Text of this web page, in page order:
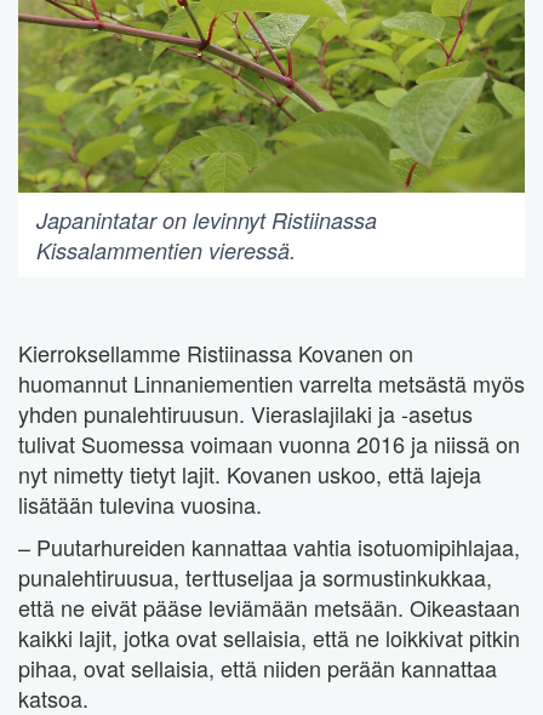
Japanintatar on levinnyt Ristiinassa
Kissalammentien vieressä.
Kierroksellamme Ristiinassa Kovanen on
huomannut Linnaniementien varrelta metsästä myös
yhden punalehtiruusun. Vieraslajilaki ja -asetus
tulivat Suomessa voimaan vuonna 2016 ja niissä on
nyt nimetty tietyt lajit. Kovanen uskoo, että lajeja
lisätään tulevina vuosina.
– Puutarhureiden kannattaa vahtia isotuomipihlajaa,
punalehtiruusua, terttuseljaa ja sormustinkukkaa,
että ne eivät pääse leviämään metsään. Oikeastaan
kaikki lajit, jotka ovat sellaisia, että ne loikkivat pitkin
pihaa, ovat sellaisia, että niiden perään kannattaa
katsoa.